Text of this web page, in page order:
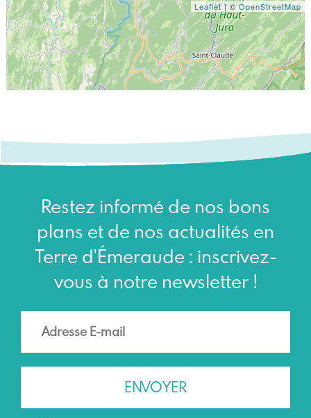
Leaflet| ©OpenStreetMap
Restez informé de nos bons
plans et de nos actualités en
Terre d'Émeraude : inscrivez-
vous à notre newsletter !